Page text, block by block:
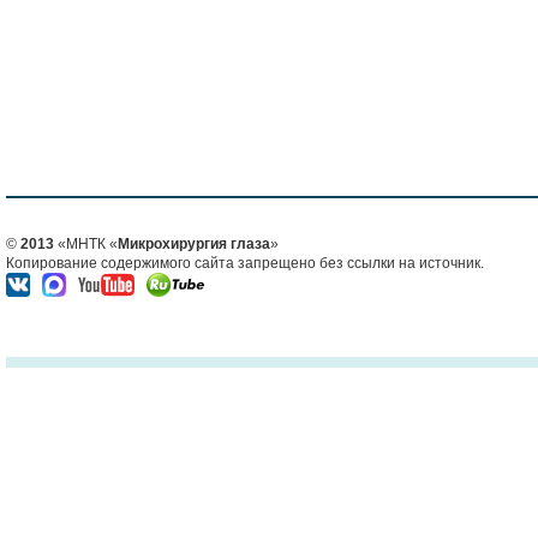
© 2013 «МНТК « Микрохирургия глаза»
Копирование содержимого сайта запрещено без ссылки на источник.